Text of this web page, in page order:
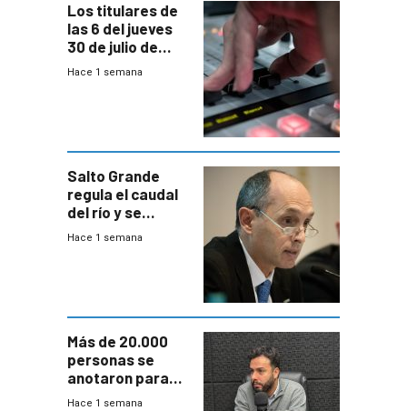
Los titulares de
las 6 del jueves
30 de julio de
2026
Hace 1 semana
Salto Grande
regula el caudal
del río y se
prepara para un
Hace 1 semana
Más de 20.000
personas se
anotaron para
las pruebas
Hace 1 semana